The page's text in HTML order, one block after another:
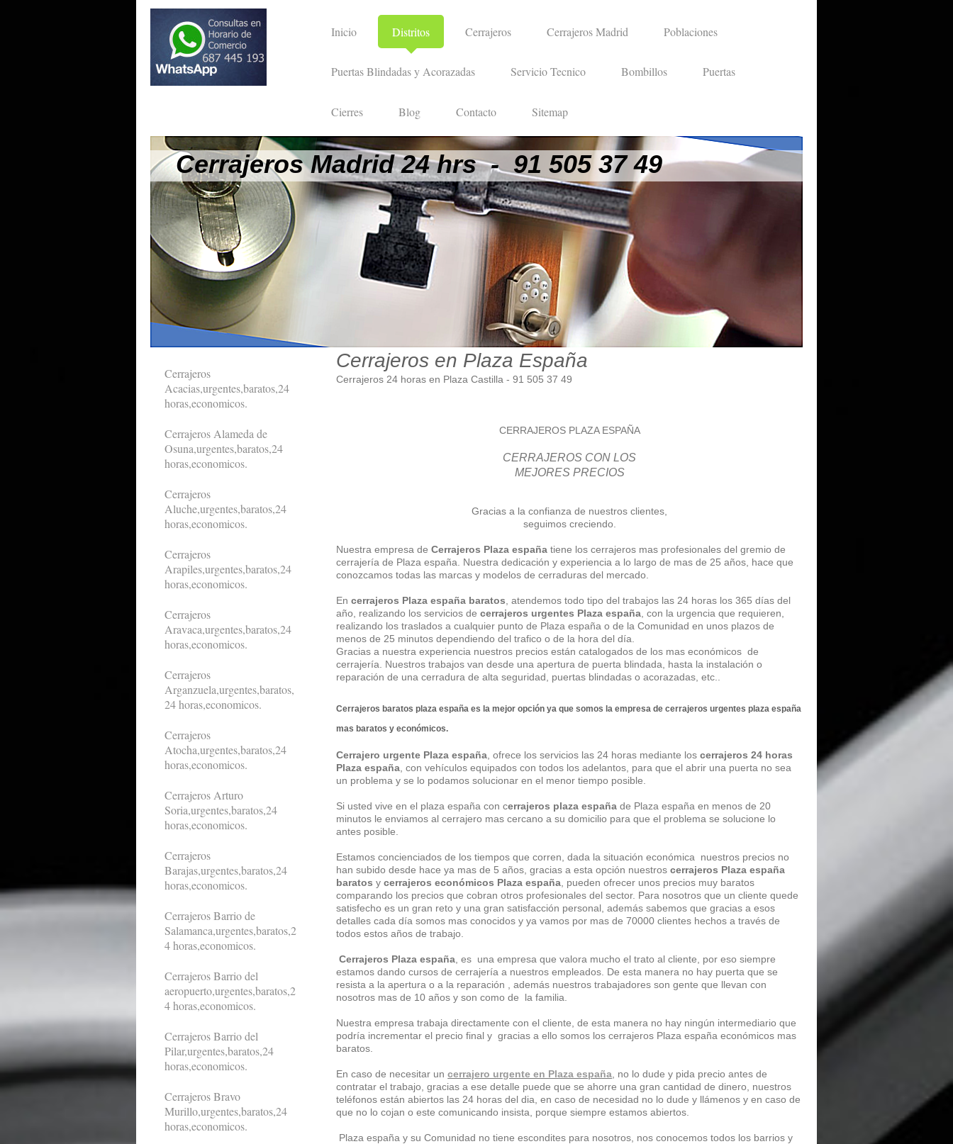
Inicio Distritos Cerrajeros Cerrajeros Madrid Poblaciones
Puertas Blindadas y Acorazadas Servicio Tecnico Bombillos Puertas
Cierres Blog Contacto Sitemap
Cerrajeros Madrid 24 hrs - 91 505 37 49
Cerrajeros en Plaza España
Cerrajeros 24 horas en Plaza Castilla - 91 505 37 49
CERRAJEROS PLAZA ESPAÑA
CERRAJEROS CON LOS
MEJORES PRECIOS
Gracias a la confianza de nuestros clientes,
seguimos creciendo.
Nuestra empresa deCerrajeros Plaza españa tiene los cerrajeros mas profesionales del gremio de
cerrajería de Plaza españa. Nuestra dedicación y experiencia a lo largo de mas de 25 años, hace que
conozcamos todas las marcas y modelos de cerraduras del mercado.
Encerrajeros Plaza españa baratos , atendemos todo tipo del trabajos las 24 horas los 365 días del
año, realizando los servicios decerrajeros urgentes Plaza españa , con la urgencia que requieren,
realizando los traslados a cualquier punto de Plaza españa o de la Comunidad en unos plazos de
menos de 25 minutos dependiendo del trafico o de la hora del día.
Gracias a nuestra experiencia nuestros precios están catalogados de los mas económicos de
cerrajería. Nuestros trabajos van desde una apertura de puerta blindada, hasta la instalación o
reparación de una cerradura de alta seguridad, puertas blindadas o acorazadas, etc..
Cerrajeros baratos plaza españa es la mejor opción ya que somos la empresa decerrajeros urgentes plaza españa
mas baratos y económicos.
Cerrajero urgente Plaza españa , ofrece los servicios las 24 horas mediante loscerrajeros 24 horas
Plaza españa , con vehículos equipados con todos los adelantos, para que el abrir una puerta no sea
un problema y se lo podamos solucionar en el menor tiempo posible.
Si usted vive en el plaza españa con cerrajeros plaza españa de Plaza españa en menos de 20
minutos le enviamos al cerrajero mas cercano a su domicilio para que el problema se solucione lo
antes posible.
Estamos concienciados de los tiempos que corren, dada la situación económica nuestros precios no
han subido desde hace ya mas de 5 años, gracias a esta opción nuestroscerrajeros Plaza españa
baratos ycerrajeros económicos Plaza españa , pueden ofrecer unos precios muy baratos
comparando los precios que cobran otros profesionales del sector. Para nosotros que un cliente quede
satisfecho es un gran reto y una gran satisfacción personal, además sabemos que gracias a esos
detalles cada día somos mas conocidos y ya vamos por mas de 70000 clientes hechos a través de
todos estos años de trabajo.
Cerrajeros Plaza españa , es una empresa que valora mucho el trato al cliente, por eso siempre
estamos dando cursos de cerrajería a nuestros empleados. De esta manera no hay puerta que se
resista a la apertura o a la reparación , además nuestros trabajadores son gente que llevan con
nosotros mas de 10 años y son como de la familia.
Nuestra empresa trabaja directamente con el cliente, de esta manera no hay ningún intermediario que
podría incrementar el precio final y gracias a ello somos los cerrajeros Plaza españa económicos mas
baratos.
En caso de necesitar uncerrajero urgente en Plaza españa , no lo dude y pida precio antes de
contratar el trabajo, gracias a ese detalle puede que se ahorre una gran cantidad de dinero, nuestros
teléfonos están abiertos las 24 horas del dia, en caso de necesidad no lo dude y llámenos y en caso de
que no lo cojan o este comunicando insista, porque siempre estamos abiertos.
Plaza españa y su Comunidad no tiene escondites para nosotros, nos conocemos todos los barrios y
Cerrajeros
Acacias,urgentes,baratos,24
horas,economicos.
Cerrajeros Alameda de
Osuna,urgentes,baratos,24
horas,economicos.
Cerrajeros
Aluche,urgentes,baratos,24
horas,economicos.
Cerrajeros
Arapiles,urgentes,baratos,24
horas,economicos.
Cerrajeros
Aravaca,urgentes,baratos,24
horas,economicos.
Cerrajeros
Arganzuela,urgentes,baratos,
24 horas,economicos.
Cerrajeros
Atocha,urgentes,baratos,24
horas,economicos.
Cerrajeros Arturo
Soria,urgentes,baratos,24
horas,economicos.
Cerrajeros
Barajas,urgentes,baratos,24
horas,economicos.
Cerrajeros Barrio de
Salamanca,urgentes,baratos,2
4 horas,economicos.
Cerrajeros Barrio del
aeropuerto,urgentes,baratos,2
4 horas,economicos.
Cerrajeros Barrio del
Pilar,urgentes,baratos,24
horas,economicos.
Cerrajeros Bravo
Murillo,urgentes,baratos,24
horas,economicos.